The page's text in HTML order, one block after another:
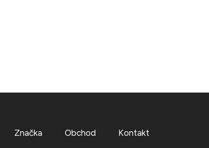
Značka Obchod Kontakt